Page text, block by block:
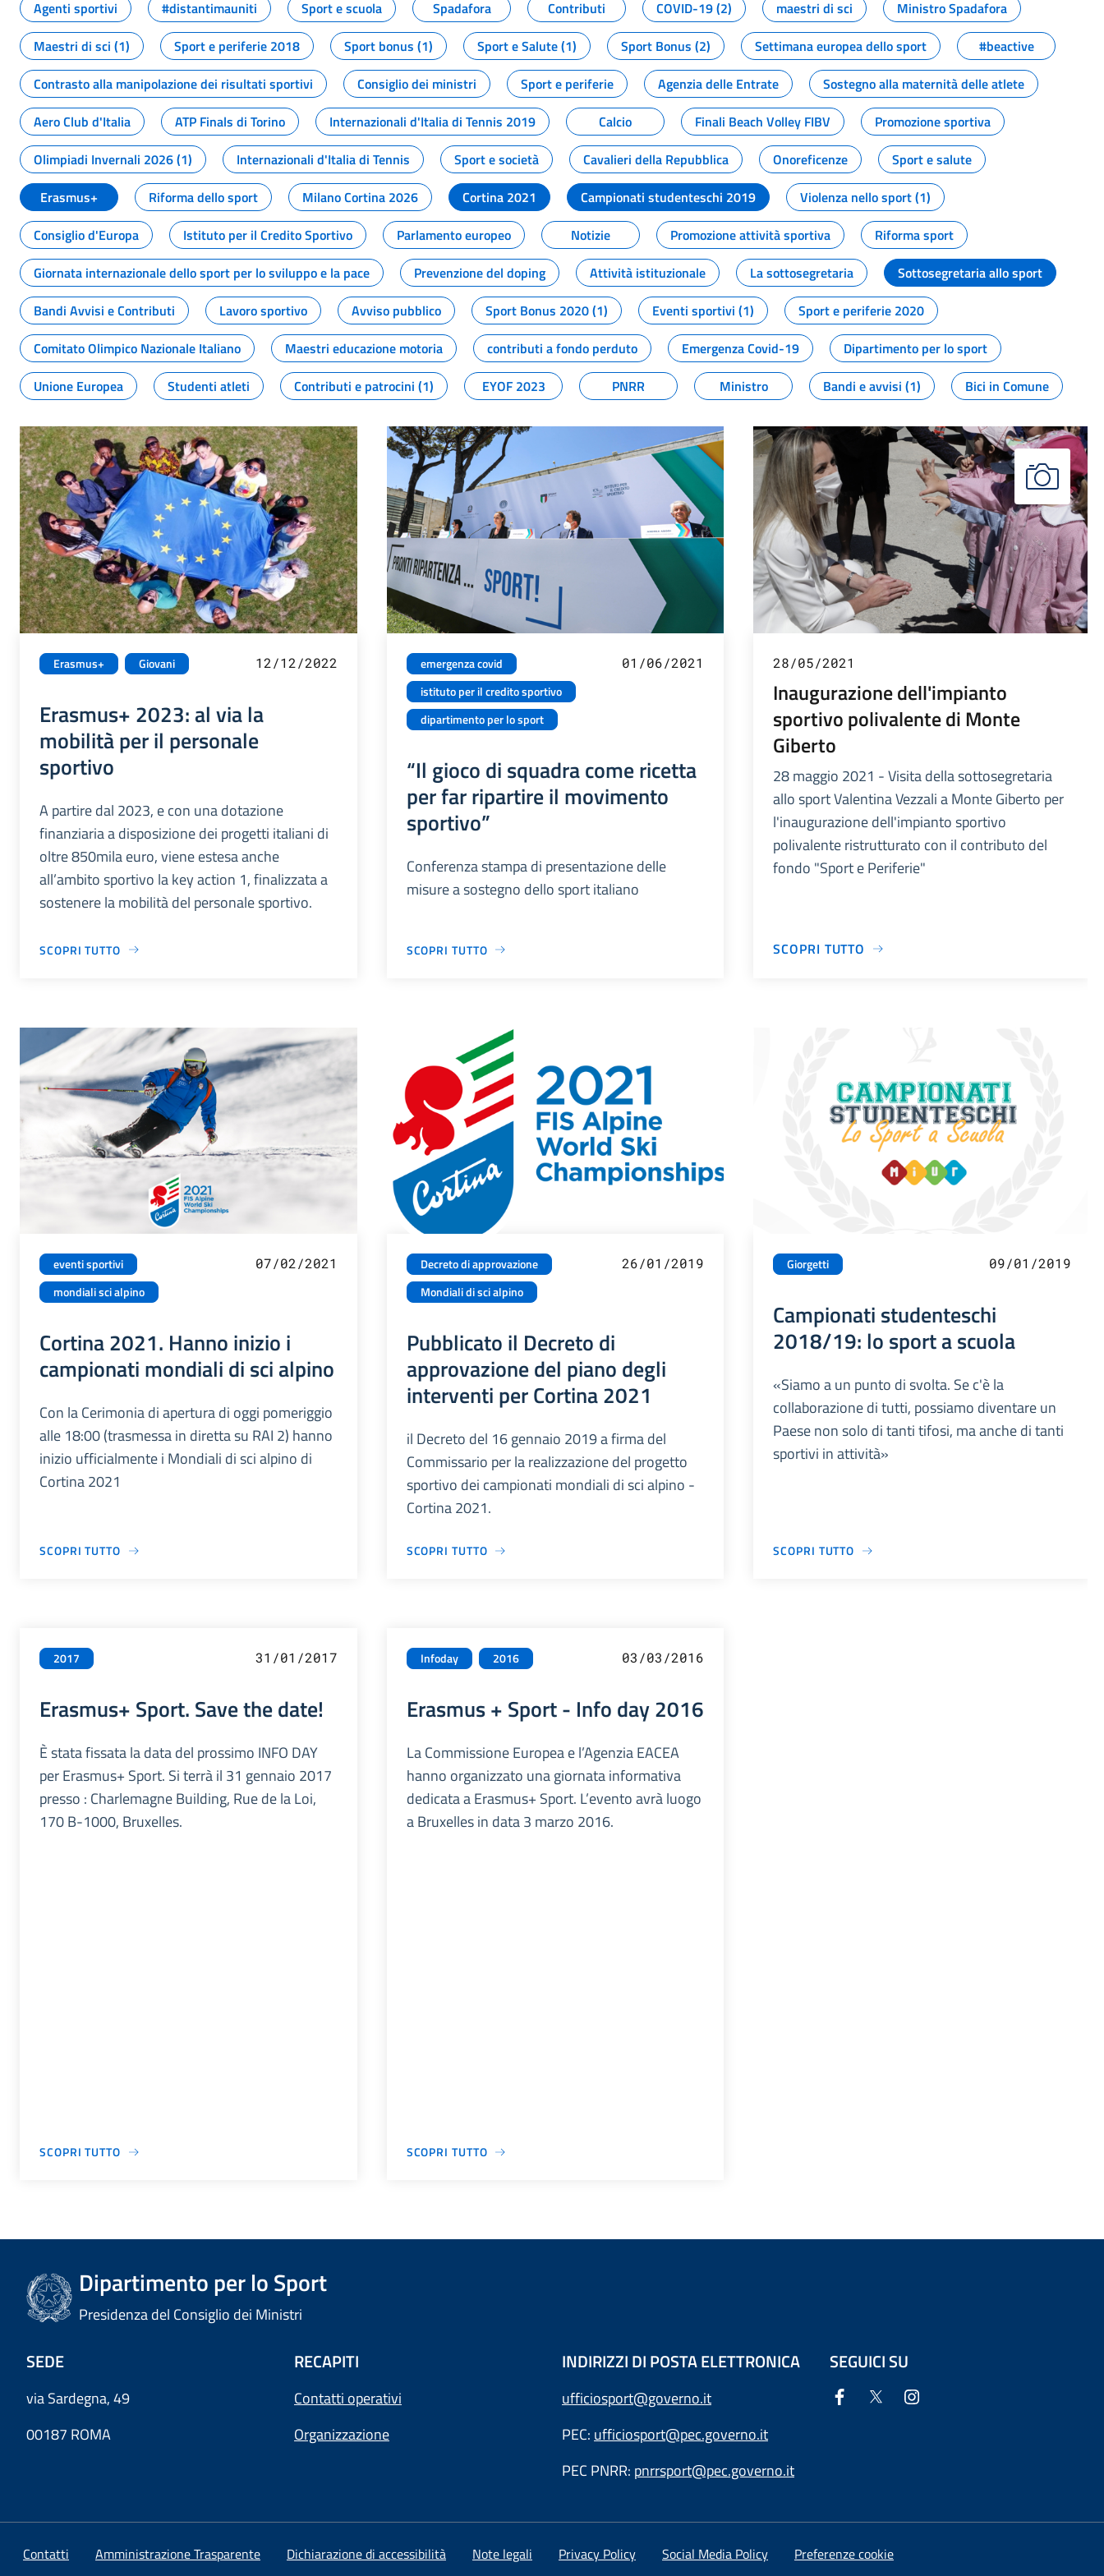
Agenti sportivi
#distantimauniti Sport e scuola Spadafora Contributi COVID-19 (2) maestri di sci
Ministro Spadafora
Maestri di sci (1)
Sport e periferie 2018 Sport bonus (1) Sport e Salute (1) Sport Bonus (2) Settimana europea dello sport
#beactive
Contrasto alla manipolazione dei risultati sportivi
Consiglio dei ministri Sport e periferie Agenzia delle Entrate
Sostegno alla maternità delle atlete
Aero Club d'Italia
ATP Finals di Torino Internazionali d'Italia di Tennis 2019 Calcio Finali Beach Volley FIBV
Promozione sportiva
Olimpiadi Invernali 2026 (1)
Internazionali d'Italia di Tennis Sport e società Cavalieri della Repubblica Onoreficenze
Sport e salute
Erasmus+
Riforma dello sport Milano Cortina 2026 Cortina 2021 Campionati studenteschi 2019
Violenza nello sport (1)
Consiglio d'Europa
Istituto per il Credito Sportivo Parlamento europeo Notizie Promozione attività sportiva
Riforma sport
Giornata internazionale dello sport per lo sviluppo e la pace
Prevenzione del doping Attività istituzionale La sottosegretaria
Sottosegretaria allo sport
Bandi Avvisi e Contributi
Lavoro sportivo Avviso pubblico Sport Bonus 2020 (1) Eventi sportivi (1)
Sport e periferie 2020
Comitato Olimpico Nazionale Italiano
Maestri educazione motoria contributi a fondo perduto Emergenza Covid-19
Dipartimento per lo sport
Unione Europea
Studenti atleti Contributi e patrocini (1) EYOF 2023 PNRR Ministro Bandi e avvisi (1) Bici in Comune
Erasmus+ Giovani 12/12/2022
Erasmus+ 2023: al via la
mobilità per il personale
sportivo
A partire dal 2023, e con una dotazione
finanziaria a disposizione dei progetti italiani di
oltre 850mila euro, viene estesa anche
all’ambito sportivo la key action 1, finalizzata a
sostenere la mobilità del personale sportivo.
SCOPRI TUTTO
emergenza covid
istituto per il credito sportivo
dipartimento per lo sport
01/06/2021
“Il gioco di squadra come ricetta
per far ripartire il movimento
sportivo”
Conferenza stampa di presentazione delle
misure a sostegno dello sport italiano
SCOPRI TUTTO
28/05/2021
Inaugurazione dell'impianto
sportivo polivalente di Monte
Giberto
28 maggio 2021 - Visita della sottosegretaria
allo sport Valentina Vezzali a Monte Giberto per
l'inaugurazione dell'impianto sportivo
polivalente ristrutturato con il contributo del
fondo "Sport e Periferie"
SCOPRI TUTTO
eventi sportivi
mondiali sci alpino
07/02/2021
Cortina 2021. Hanno inizio i
campionati mondiali di sci alpino
Con la Cerimonia di apertura di oggi pomeriggio
alle 18:00 (trasmessa in diretta su RAI 2) hanno
inizio ufficialmente i Mondiali di sci alpino di
Cortina 2021
SCOPRI TUTTO
Decreto di approvazione
Mondiali di sci alpino
26/01/2019
Pubblicato il Decreto di
approvazione del piano degli
interventi per Cortina 2021
il Decreto del 16 gennaio 2019 a firma del
Commissario per la realizzazione del progetto
sportivo dei campionati mondiali di sci alpino -
Cortina 2021.
SCOPRI TUTTO
Giorgetti 09/01/2019
Campionati studenteschi
2018/19: lo sport a scuola
«Siamo a un punto di svolta. Se c'è la
collaborazione di tutti, possiamo diventare un
Paese non solo di tanti tifosi, ma anche di tanti
sportivi in attività»
SCOPRI TUTTO
2017 31/01/2017
Erasmus+ Sport. Save the date!
È stata fissata la data del prossimo INFO DAY
per Erasmus+ Sport. Si terrà il 31 gennaio 2017
presso : Charlemagne Building, Rue de la Loi,
170 B-1000, Bruxelles.
SCOPRI TUTTO
Infoday 2016 03/03/2016
Erasmus + Sport - Info day 2016
La Commissione Europea e l’Agenzia EACEA
hanno organizzato una giornata informativa
dedicata a Erasmus+ Sport. L’evento avrà luogo
a Bruxelles in data 3 marzo 2016.
SCOPRI TUTTO
Dipartimento per lo Sport
Presidenza del Consiglio dei Ministri
SEDE
via Sardegna, 49
00187 ROMA
RECAPITI
Contatti operativi
Organizzazione
INDIRIZZI DI POSTA ELETTRONICA
ufficiosport@governo.it
PEC: ufficiosport@pec.governo.it
PEC PNRR: pnrrsport@pec.governo.it
SEGUICI SU
Contatti Amministrazione Trasparente Dichiarazione di accessibilità Note legali Privacy Policy Social Media Policy Preferenze cookie